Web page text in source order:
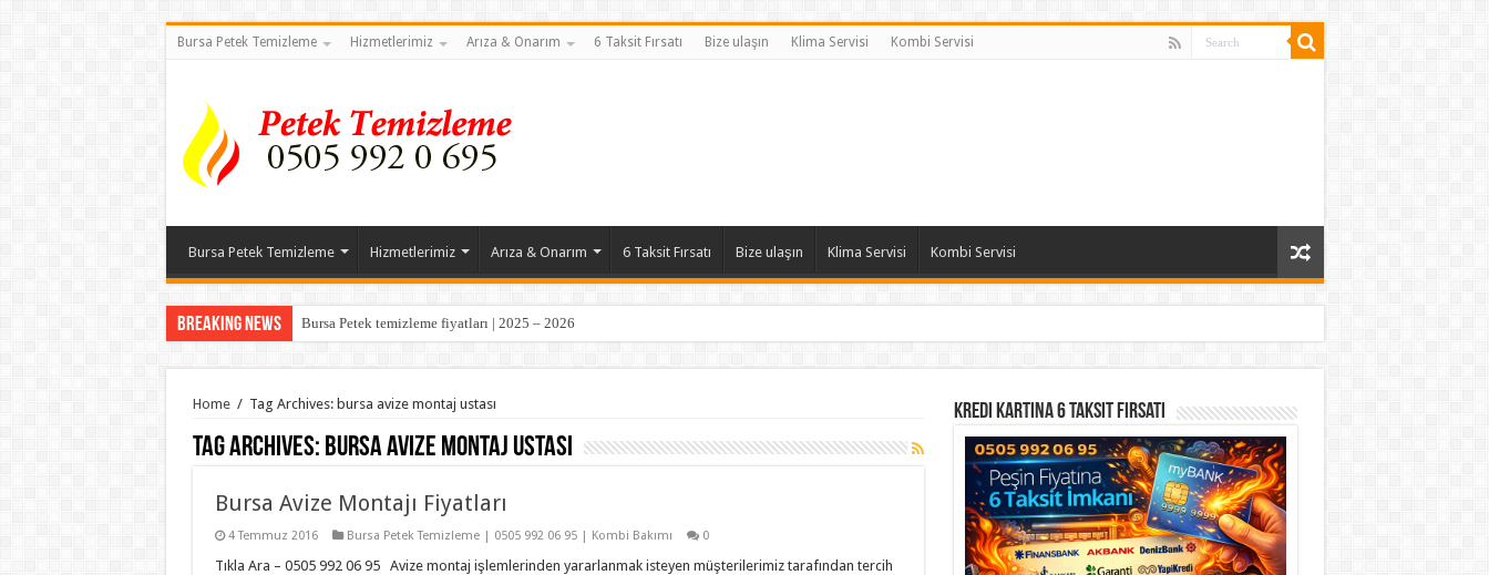
Bursa Petek Temizleme Hizmetlerimiz Arıza & Onarım 6 Taksit Fırsatı Bize ulaşın Klima Servisi Kombi Servisi
Bursa Petek Temizleme Hizmetlerimiz Arıza & Onarım 6 Taksit Fırsatı Bize ulaşın Klima Servisi Kombi Servisi
Breaking News Bursa Petek temizleme fiyatları | 2025 – 2026
Home / Tag Archives: bursa avize montaj ustası
Tag Archives: bursa avize montaj ustası
Bursa Avize Montajı Fiyatları
4 Temmuz 2016 Bursa Petek Temizleme | 0505 992 06 95 | Kombi Bakımı 0
Tıkla Ara – 0505 992 06 95 Avize montaj işlemlerinden yararlanmak isteyen müşterilerimiz tarafından tercih
Kredi Kartına 6 Taksit Fırsatı